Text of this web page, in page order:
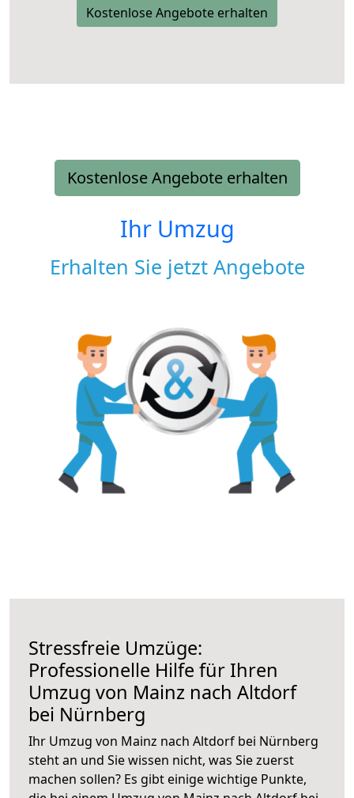
Kostenlose Angebote erhalten
Kostenlose Angebote erhalten
Ihr Umzug
Erhalten Sie jetzt Angebote
Stressfreie Umzüge:
Professionelle Hilfe für Ihren
Umzug von Mainz nach Altdorf
bei Nürnberg
Ihr Umzug von Mainz nach Altdorf bei Nürnberg
steht an und Sie wissen nicht, was Sie zuerst
machen sollen? Es gibt einige wichtige Punkte,